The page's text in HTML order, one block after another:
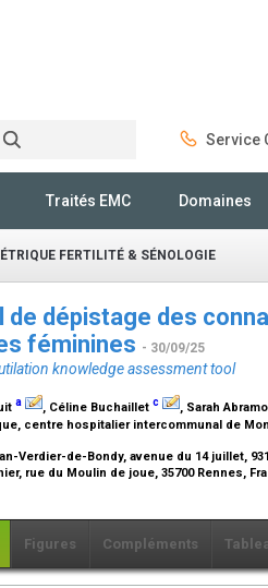
Service
Traités EMC Domaines
FERTILITÉ & SÉNOLOGIE
de dépistage des
féminines - 30/09/25
knowledge assessment tool
a , Céline Buchaillet c , Sarah
centre hospitalier intercommunal de
Verdier-de-Bondy, avenue du 14 juillet,
rue du Moulin de joue, 35700 Rennes,
Figures Compléments